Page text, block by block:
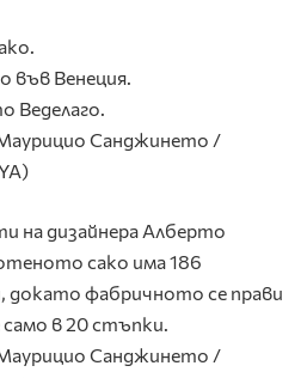
във Венеция.
Веделаго.
Санджинето /
на дизайнера Алберто
сако има 186
фабричното се прави
само в 20 стъпки.
Санджинето /